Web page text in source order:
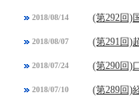
2018/08/14 (第292回)
2018/08/07 (第291回)
2018/07/24 (第290回)
2018/07/10 (第289回)